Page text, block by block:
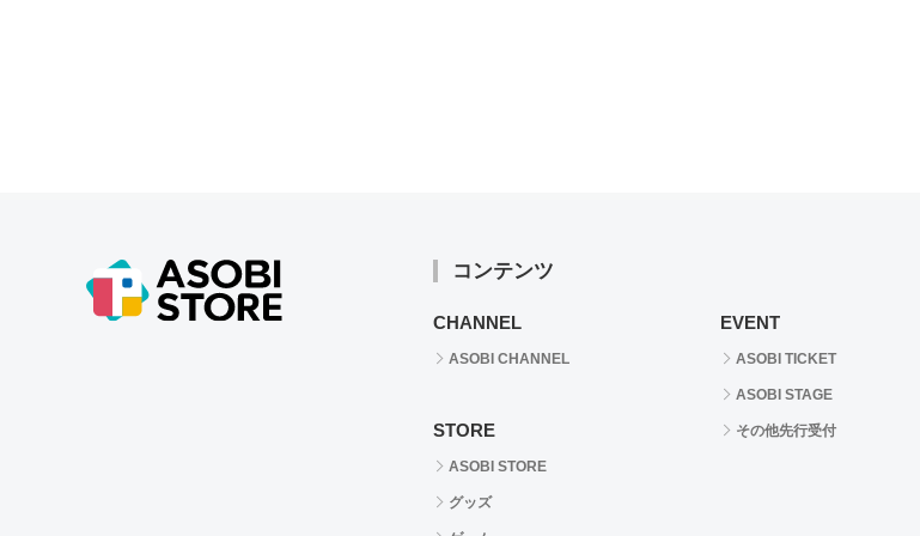
コンテンツ
CHANNEL
ASOBI CHANNEL
STORE
ASOBI STORE
グッズ
EVENT
ASOBI TICKET
ASOBI STAGE
その他先行受付